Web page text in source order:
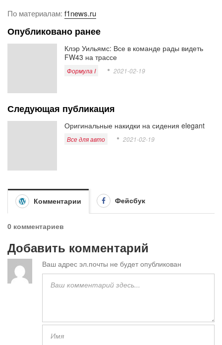
По материалам: f1news.ru
Опубликовано ранее
Клэр Уильямс: Все в команде рады видеть
FW43 на трассе
Формула I 2021-02-19
Следующая публикация
Оригинальные накидки на сидения elegant
Все для авто 2021-02-19
Комментарии Фейсбук
0 комментариев
Добавить комментарий
Ваш адрес эл.почты не будет опубликован